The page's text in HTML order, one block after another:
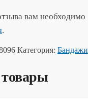
вам необходимо
.
Категория: Бандажи